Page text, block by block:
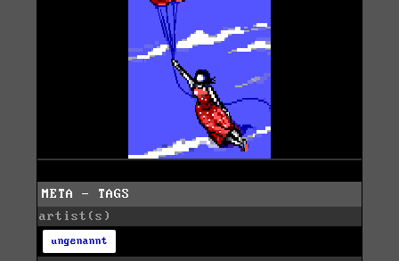
META - TAGS
artist(s)
ungenannt